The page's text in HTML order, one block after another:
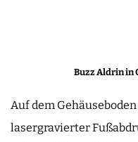
Buzz Aldrin in
Auf dem
lasergravierter